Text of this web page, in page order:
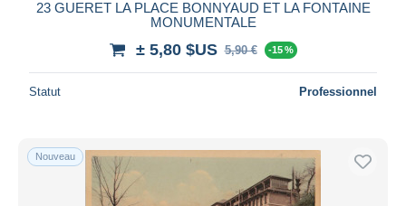
23 GUERET LA PLACE BONNYAUD ET LA FONTAINE
MONUMENTALE
± 5,80 $US 5,90 € -15 %
Statut Professionnel
Nouveau